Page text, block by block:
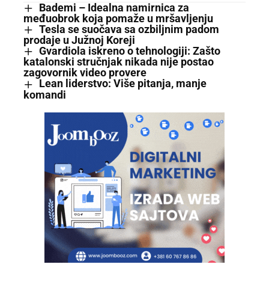
Bademi – Idealna namirnica za
međuobrok koja pomaže u mršavljenju
Tesla se suočava sa ozbiljnim padom
prodaje u Južnoj Koreji
Gvardiola iskreno o tehnologiji: Zašto
katalonski stručnjak nikada nije postao
zagovornik video provere
Lean liderstvo: Više pitanja, manje
komandi